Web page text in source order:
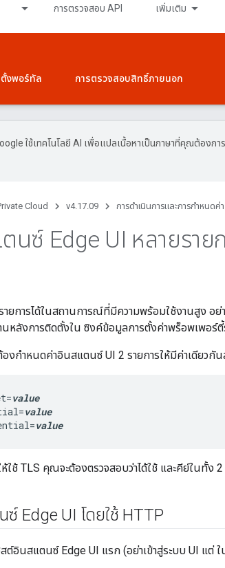
การตรวจสอบ API เพิ่มเติม
งพอร์ทัล การตรวจสอบสิทธิ์ภายนอก
ใช้เทคโนโลยี AI เพื่อแปลเนื้อหาเป็นภาษาที่คุณต้องกา
Cloud v4.17.09 การดําเนินการและการกําหนดค่า
นซ์ Edge UI หลายราย
ยการได้ในสถานการณ์ที่มีความพร้อมใช้งานสูง อ
หลังการติดตั้งใน ซิงค์ข้อมูลการตั้งค่าพร็อพเพอร์
องกำหนดค่าอินสแตนซ์ UI 2 รายการให้มีค่าเดียวกั
value
value
value
ใช้ TLS คุณจะต้องตรวจสอบว่าได้ใช้ และคีย์ในทั้ง
Edge UI โดยใช้ HTTP
สต์อินสแตนซ์ Edge UI แรก (อย่าเข้าสู่ระบบ UI แต่